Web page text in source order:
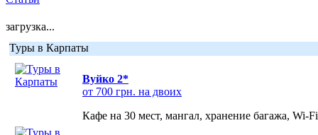
загрузка...
Туры в Карпаты
Вуйко 2*
от 700 грн. на двоих
Кафе на 30 мест, мангал, хранение багажа, Wi-